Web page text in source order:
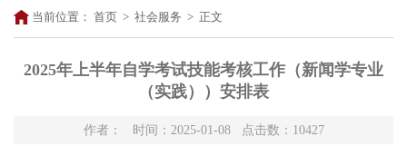
当前位置： 首页 > 社会服务 > 正文
2025年上半年自学考试技能考核工作（新闻学专业
（实践））安排表
作者： 时间：2025-01-08 点击数： 10427